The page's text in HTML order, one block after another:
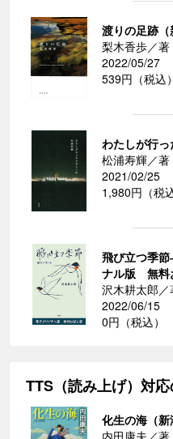
渡りの足跡（
梨木香歩／著
2022/05/27
539円（税込）
わたしが行
松浦寿輝／著
2021/02/25
1,980円（税込
飛び立つ季
ナル版 無料
沢木耕太郎／
2022/06/15
0円（税込）
TTS（読み上げ）対
化生の海（新